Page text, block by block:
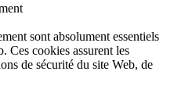
sont absolument essentiels
Ces cookies assurent les
de sécurité du site Web, de